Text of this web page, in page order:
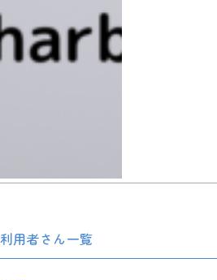
利用者さん一覧